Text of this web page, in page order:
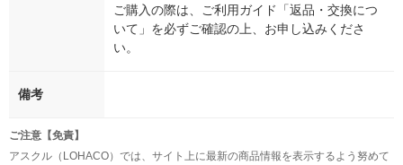
ご購入の際は、ご利用ガイド「返品・交換につ
いて」を必ずご確認の上、お申し込みくださ
い。
備考
ご注意【免責】
アスクル（LOHACO）では、サイト上に最新の商品情報を表示するよう努めて